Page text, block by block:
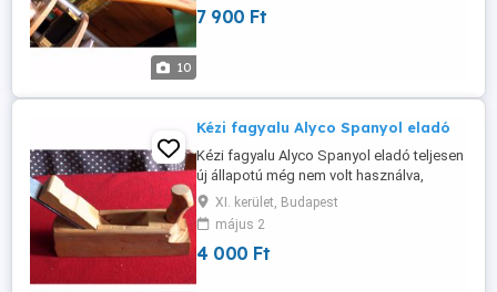
10
21 cm. Ára: 7 900 Ft Érdeklődni: Bp, XI.ker.
7 900 Ft
Kézi fagyalu Alyco Spanyol eladó
Kézi fagyalu Alyco Spanyol eladó teljesen
új állapotú még nem volt használva,
gyaluvas 40 mm, 40-1 9/15 egy madár van
belegravírozva a fémkésbe. Ára: 4 000 Ft
Érdeklődni: Bp, xi.Ker. Tel.: 06-70-344-1512
vagysandorfarkas@citromail.Hu
XI. kerület, Budapest
május 2
4 000 Ft